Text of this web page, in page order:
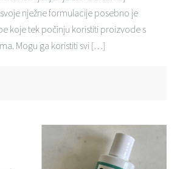
nježne formulacije posebno je
koje tek počinju koristiti proizvode s
Mogu ga koristiti svi […]